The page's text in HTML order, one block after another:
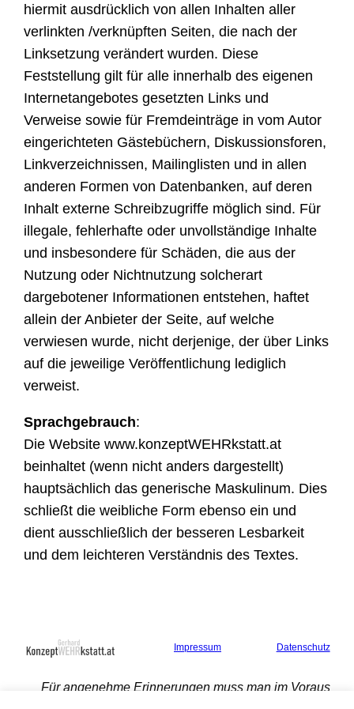
hiermit ausdrücklich von allen Inhalten aller
verlinkten /verknüpften Seiten, die nach der
Linksetzung verändert wurden. Diese
Feststellung gilt für alle innerhalb des eigenen
Internetangebotes gesetzten Links und
Verweise sowie für Fremdeinträge in vom Autor
eingerichteten Gästebüchern, Diskussionsforen,
Linkverzeichnissen, Mailinglisten und in allen
anderen Formen von Datenbanken, auf deren
Inhalt externe Schreibzugriffe möglich sind. Für
illegale, fehlerhafte oder unvollständige Inhalte
und insbesondere für Schäden, die aus der
Nutzung oder Nichtnutzung solcherart
dargebotener Informationen entstehen, haftet
allein der Anbieter der Seite, auf welche
verwiesen wurde, nicht derjenige, der über Links
auf die jeweilige Veröffentlichung lediglich
verweist.
Sprachgebrauch:
Die Website www.konzeptWEHRkstatt.at
beinhaltet (wenn nicht anders dargestellt)
hauptsächlich das generische Maskulinum. Dies
schließt die weibliche Form ebenso ein und
dient ausschließlich der besseren Lesbarkeit
und dem leichteren Verständnis des Textes.
Impressum Datenschutz
Für angenehme Erinnerungen muss man im Voraus